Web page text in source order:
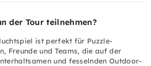
der Tour teilnehmen?
ist perfekt für Puzzle-
Freunde und Teams, die auf der
und fesselnden Outdoor-